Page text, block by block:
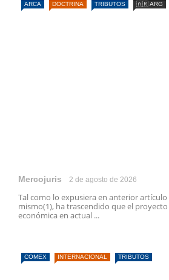
ARCA DOCTRINA TRIBUTOS 🇦🇷 ARG
Mercojuris 2 de agosto de 2026
Tal como lo expusiera en anterior
mismo(1), ha trascendido que el
económica en actual ...
COMEX INTERNACIONAL TRIBUTOS